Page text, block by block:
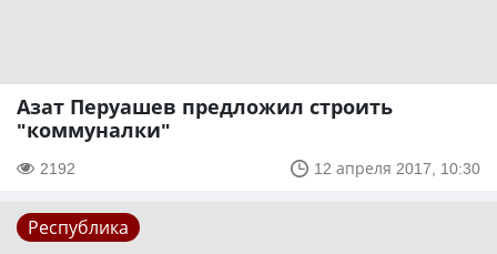
Азат Перуашев предложил строить
"коммуналки"
2192 12 апреля 2017, 10:30
Республика